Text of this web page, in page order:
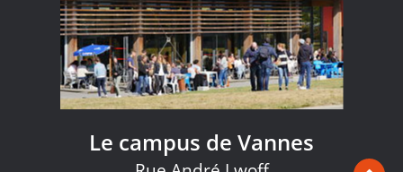
Le campus de Vannes